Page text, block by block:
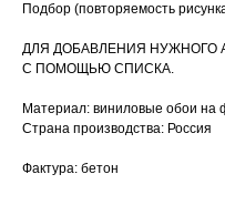
Подбор (повторяемость
ДЛЯ ДОБАВЛЕНИЯ НУЖНОГО
С ПОМОЩЬЮ СПИСКА.
Материал: виниловые обои на
Страна производства: Россия
Фактура: бетон